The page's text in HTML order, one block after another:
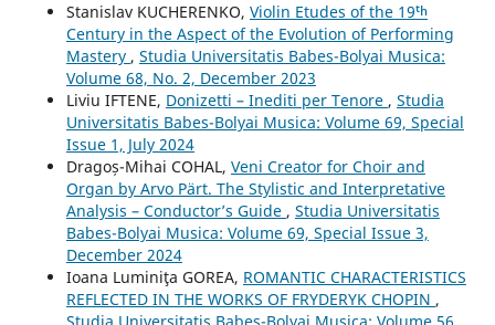
Stanislav KUCHERENKO, Violin Etudes of the 19ᵗʰ
Century in the Aspect of the Evolution of Performing
Mastery , Studia Universitatis Babes-Bolyai Musica:
Volume 68, No. 2, December 2023
Liviu IFTENE, Donizetti – Inediti per Tenore , Studia
Universitatis Babes-Bolyai Musica: Volume 69, Special
Issue 1, July 2024
Dragoș-Mihai COHAL, Veni Creator for Choir and
Organ by Arvo Pärt. The Stylistic and Interpretative
Analysis – Conductor’s Guide , Studia Universitatis
Babes-Bolyai Musica: Volume 69, Special Issue 3,
December 2024
Ioana Luminiţa GOREA, ROMANTIC CHARACTERISTICS
REFLECTED IN THE WORKS OF FRYDERYK CHOPIN ,